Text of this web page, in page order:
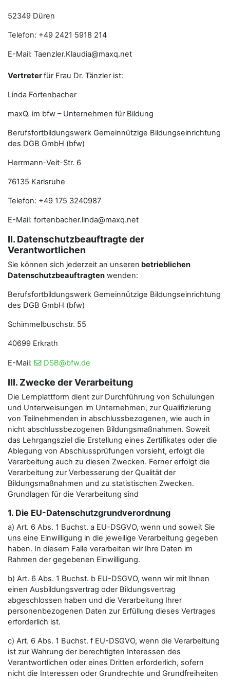
52349 Düren
Telefon: +49 2421 5918 214
E-Mail: Taenzler.Klaudia@maxq.net
Vertreterfür Frau Dr. Tänzler ist:
Linda Fortenbacher
maxQ. im bfw – Unternehmen für Bildung
Berufsfortbildungswerk Gemeinnützige Bildungseinrichtung
des DGB GmbH (bfw)
Herrmann-Veit-Str. 6
76135 Karlsruhe
Telefon: +49 175 3240987
E-Mail: fortenbacher.linda@maxq.net
II. Datenschutzbeauftragte der
Verantwortlichen
Sie können sich jederzeit an unseren betrieblichen
Datenschutzbeauftragten wenden:
Berufsfortbildungswerk Gemeinnützige Bildungseinrichtung
des DGB GmbH (bfw)
Schimmelbuschstr. 55
40699 Erkrath
E-Mail: DSB@bfw.de
III. Zwecke der Verarbeitung
Die Lernplattform dient zur Durchführung von Schulungen
und Unterweisungen im Unternehmen, zur Qualifizierung
von Teilnehmenden in abschlussbezogenen, wie auch in
nicht abschlussbezogenen Bildungsmaßnahmen. Soweit
das Lehrgangsziel die Erstellung eines Zertifikates oder die
Ablegung von Abschlussprüfungen vorsieht, erfolgt die
Verarbeitung auch zu diesen Zwecken. Ferner erfolgt die
Verarbeitung zur Verbesserung der Qualität der
Bildungsmaßnahmen und zu statistischen Zwecken.
Grundlagen für die Verarbeitung sind
1. Die EU-Datenschutzgrundverordnung
a) Art. 6 Abs. 1 Buchst. a EU-DSGVO, wenn und soweit Sie
uns eine Einwilligung in die jeweilige Verarbeitung gegeben
haben. In diesem Falle verarbeiten wir Ihre Daten im
Rahmen der gegebenen Einwilligung.
b) Art. 6 Abs. 1 Buchst. b EU-DSGVO, wenn wir mit Ihnen
einen Ausbildungsvertrag oder Bildungsvertrag
abgeschlossen haben und die Verarbeitung Ihrer
personenbezogenen Daten zur Erfüllung dieses Vertrages
erforderlich ist.
c) Art. 6 Abs. 1 Buchst. f EU-DSGVO, wenn die Verarbeitung
ist zur Wahrung der berechtigten Interessen des
Verantwortlichen oder eines Dritten erforderlich, sofern
nicht die Interessen oder Grundrechte und Grundfreiheiten